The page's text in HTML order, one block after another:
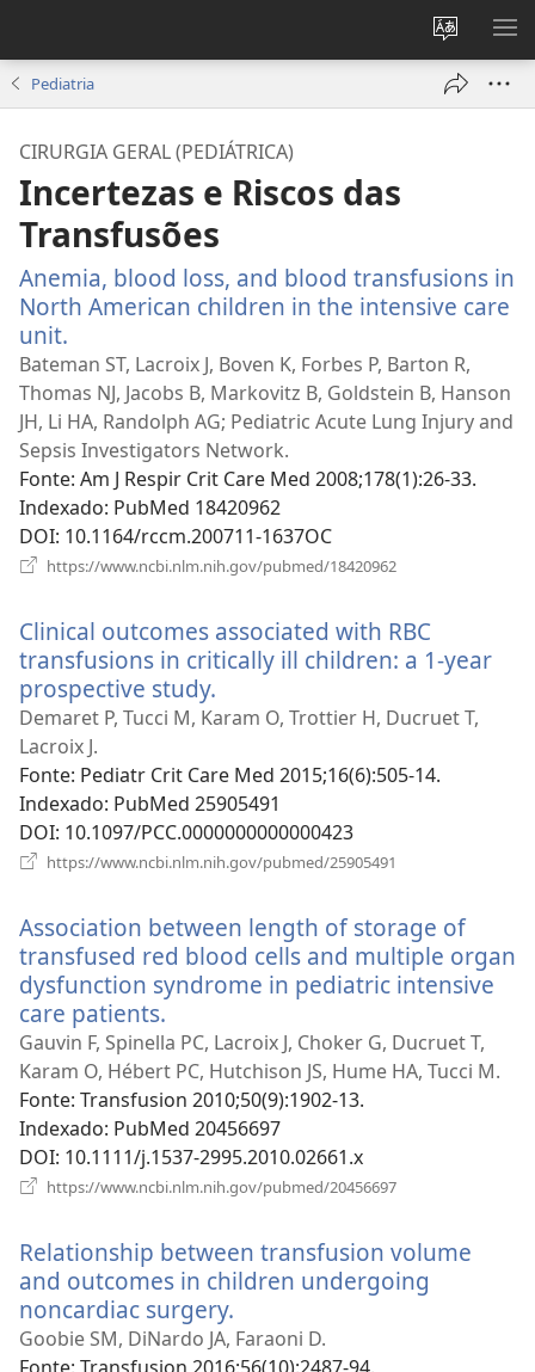
Alterar
a
língua
Pediatria
CIRURGIA GERAL (PEDIÁTRICA)
Incertezas e Riscos das
Transfusões
Anemia, blood loss, and blood transfusions in
North American children in the intensive care
unit.
uma
nova
janela)
Bateman ST, Lacroix J, Boven K, Forbes P, Barton R,
Thomas NJ, Jacobs B, Markovitz B, Goldstein B, Hanson
JH, Li HA, Randolph AG; Pediatric Acute Lung Injury and
Sepsis Investigators Network.
Fonte‎: Am J Respir Crit Care Med 2008;178(1):26-33.
Indexado‎: PubMed 18420962
DOI‎: 10.1164/rccm.200711-1637OC
https://www.ncbi.nlm.nih.gov/pubmed/18420962
janela)
Clinical outcomes associated with RBC
transfusions in critically ill children: a 1-year
prospective study.
uma
janela)
Demaret P, Tucci M, Karam O, Trottier H, Ducruet T,
Lacroix J.
Fonte‎: Pediatr Crit Care Med 2015;16(6):505-14.
Indexado‎: PubMed 25905491
DOI‎: 10.1097/PCC.0000000000000423
https://www.ncbi.nlm.nih.gov/pubmed/25905491
janela)
Association between length of storage of
transfused red blood cells and multiple organ
dysfunction syndrome in pediatric intensive
care patients.
uma
nova
janela)
Gauvin F, Spinella PC, Lacroix J, Choker G, Ducruet T,
Karam O, Hébert PC, Hutchison JS, Hume HA, Tucci M.
Fonte‎: Transfusion 2010;50(9):1902-13.
Indexado‎: PubMed 20456697
DOI‎: 10.1111/j.1537-2995.2010.02661.x
https://www.ncbi.nlm.nih.gov/pubmed/20456697
janela)
Relationship between transfusion volume
and outcomes in children undergoing
noncardiac surgery.
uma
Goobie SM, DiNardo JA, Faraoni D.